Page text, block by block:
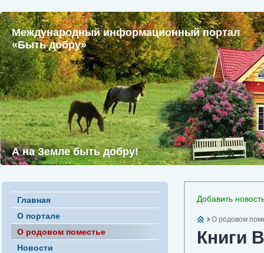
Международный информационный портал
«Быть добру»
А на Земле быть добру!
Главная
О портале
О родовом поместье
Новости
Добавить
О родовом
Книги